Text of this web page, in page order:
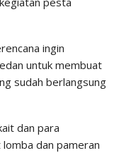
ingin
untuk membuat
sudah berlangsung
dan para
dan pameran